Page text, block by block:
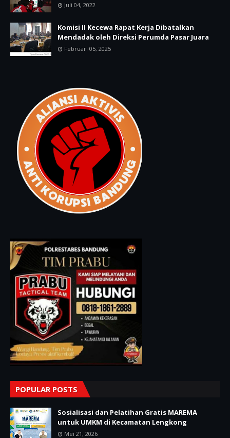
Juli 04, 2022
Komisi II Kecewa Rapat Kerja Dibatalkan
Mendadak oleh Direksi Perumda Pasar Juara
Februari 05, 2025
POPULAR POSTS
Sosialisasi dan Pelatihan Gratis MAREMA
untuk UMKM di Kecamatan Lengkong
Mei 21, 2026